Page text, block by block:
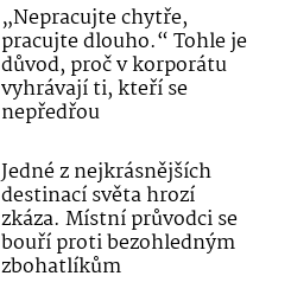
„Nepracujte chytře,
pracujte dlouho.“ Tohle je
důvod, proč v korporátu
vyhrávají ti, kteří se
nepředřou
Jedné z nejkrásnějších
destinací světa hrozí
zkáza. Místní průvodci se
bouří proti bezohledným
zbohatlíkům